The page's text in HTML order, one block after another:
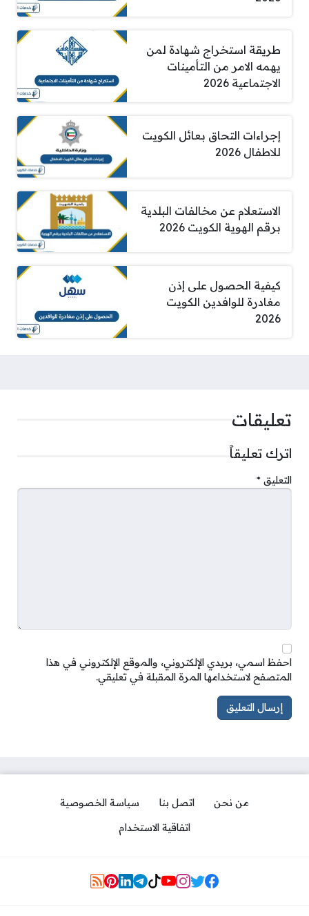
طريقة استخراج شهادة لمن
يهمه الامر من التأمينات
الاجتماعية 2026
إجراءات التحاق بعائل الكويت
للاطفال 2026
الاستعلام عن مخالفات البلدية
برقم الهوية الكويت 2026
كيفية الحصول على إذن
مغادرة للوافدين الكويت
2026
تعليقات
اترك تعليقاً
التعليق *
احفظ اسمي، بريدي الإلكتروني، والموقع الإلكتروني في هذا
المتصفح لاستخدامها المرة المقبلة في تعليقي.
من نحن اتصل بنا
سياسة الخصوصية
اتفاقية الاستخدام
Social Links